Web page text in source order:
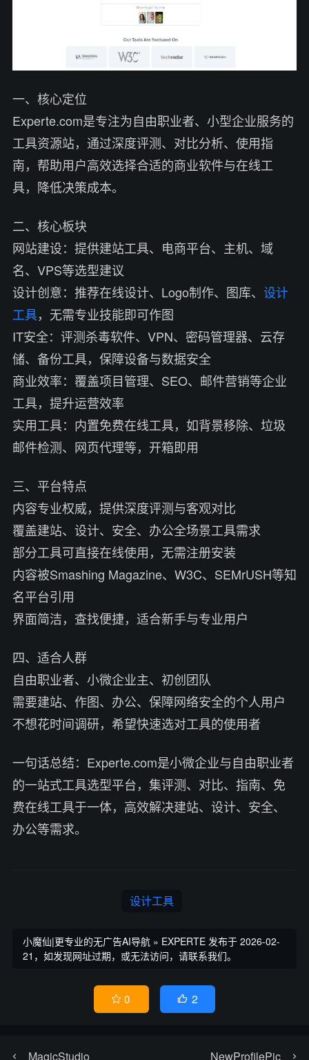
一、核心定位
Experte.com是专注为自由职业者、小型企业服务的
工具资源站，通过深度评测、对比分析、使用指
南，帮助用户高效选择合适的商业软件与在线工
具，降低决策成本。
二、核心板块
网站建设：提供建站工具、电商平台、主机、域
名、VPS等选型建议
设计创意：推荐在线设计、Logo制作、图库、 设计
工具，无需专业技能即可作图
IT安全：评测杀毒软件、VPN、密码管理器、云存
储、备份工具，保障设备与数据安全
商业效率：覆盖项目管理、SEO、邮件营销等企业
工具，提升运营效率
实用工具：内置免费在线工具，如背景移除、垃圾
邮件检测、网页代理等，开箱即用
三、平台特点
内容专业权威，提供深度评测与客观对比
覆盖建站、设计、安全、办公全场景工具需求
部分工具可直接在线使用，无需注册安装
内容被Smashing Magazine、W3C、SEMrUSH等知
名平台引用
界面简洁，查找便捷，适合新手与专业用户
四、适合人群
自由职业者、小微企业主、初创团队
需要建站、作图、办公、保障网络安全的个人用户
不想花时间调研，希望快速选对工具的使用者
一句话总结：Experte.com是小微企业与自由职业者
的一站式工具选型平台，集评测、对比、指南、免
费在线工具于一体，高效解决建站、设计、安全、
办公等需求。
设计工具
小魔仙|更专业的无广告AI导航 » EXPERTE 发布于 2026-02-
21，如发现网址过期，或无法访问，请联系我们。
 0  2
MagicStudio NewProfilePic